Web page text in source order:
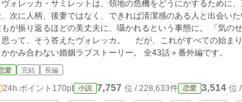
ォレッカ・サミレットは、領地の危機をどうにかするために
次に人柄、後妻ではなく、できれば清潔感のある人と出会いたい。 そう思ってい
振り返るほどの美丈夫に、囁かれるという事態に。 「気のせいですね」 自身が平凡だと自覚があり、からかって遊ばれている
、そう答えたヴォレッカ。 だが、これがすべての始まりであった。 超絶平凡令嬢と、女性が苦手な美丈夫の織りなす、ど
こかかみ合わない婚姻ラブストーリー。 全43話＋番外編です。
愛 完結 長編
24h.ポイント 170pt 小説 7,757 位 / 228,633件 恋愛 3,514 位